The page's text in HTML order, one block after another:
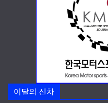
이달의 신차